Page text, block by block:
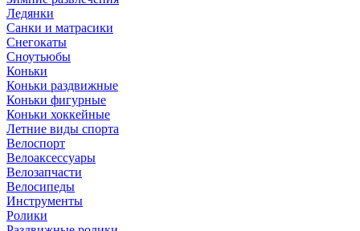
Ледянки
Санки и матрасики
Снегокаты
Сноутьюбы
Коньки
Коньки раздвижные
Коньки фигурные
Коньки хоккейные
Летние виды спорта
Велоспорт
Велоаксессуары
Велозапчасти
Велосипеды
Инструменты
Ролики